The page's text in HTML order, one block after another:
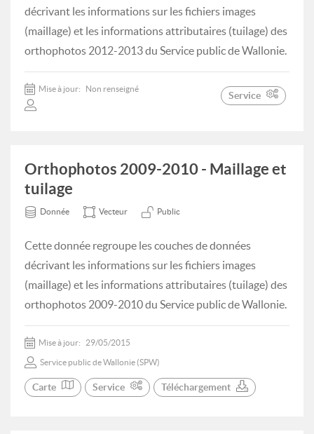
décrivant les informations sur les fichiers images
(maillage) et les informations attributaires (tuilage) des
orthophotos 2012-2013 du Service public de Wallonie.
Mise à jour: Non renseigné
Service
Orthophotos 2009-2010 - Maillage et
tuilage
Donnée Vecteur Public
Cette donnée regroupe les couches de données
décrivant les informations sur les fichiers images
(maillage) et les informations attributaires (tuilage) des
orthophotos 2009-2010 du Service public de Wallonie.
Mise à jour: 29/05/2015
Service public de Wallonie (SPW)
Carte Service Téléchargement